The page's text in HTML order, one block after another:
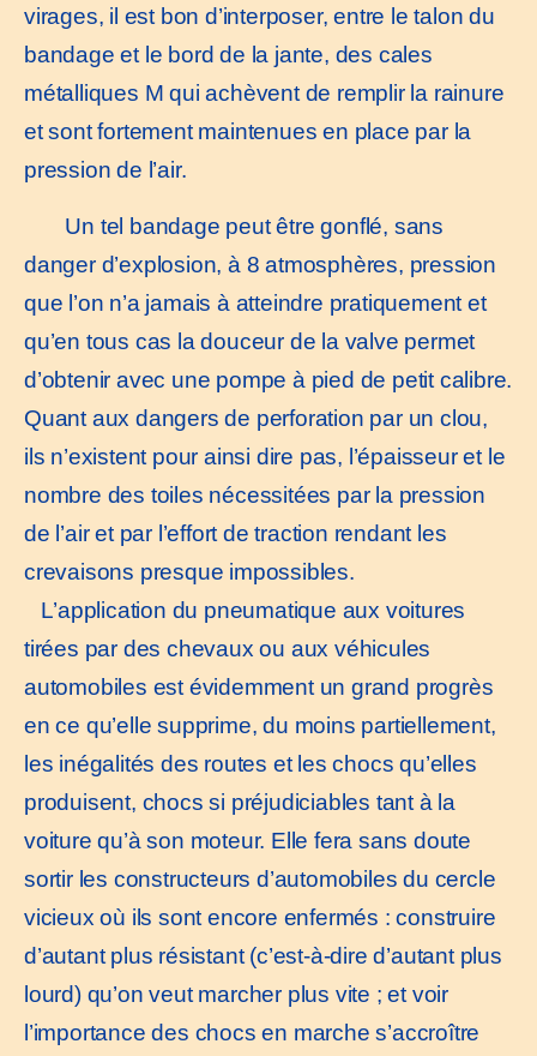
virages, il est bon d’interposer, entre le talon du
bandage et le bord de la jante, des cales
métalliques M qui achèvent de remplir la rainure
et sont fortement maintenues en place par la
pression de l’air.
Un tel bandage peut être gonflé, sans
danger d’explosion, à 8 atmosphères, pression
que l’on n’a jamais à atteindre pratiquement et
qu’en tous cas la douceur de la valve permet
d’obtenir avec une pompe à pied de petit calibre.
Quant aux dangers de perforation par un clou,
ils n’existent pour ainsi dire pas, l’épaisseur et le
nombre des toiles nécessitées par la pression
de l’air et par l’effort de traction rendant les
crevaisons presque impossibles.
L’application du pneumatique aux voitures
tirées par des chevaux ou aux véhicules
automobiles est évidemment un grand progrès
en ce qu’elle supprime, du moins partiellement,
les inégalités des routes et les chocs qu’elles
produisent, chocs si préjudiciables tant à la
voiture qu’à son moteur. Elle fera sans doute
sortir les constructeurs d’automobiles du cercle
vicieux où ils sont encore enfermés : construire
d’autant plus résistant (c’est-à-dire d’autant plus
lourd) qu’on veut marcher plus vite ; et voir
l’importance des chocs en marche s’accroître